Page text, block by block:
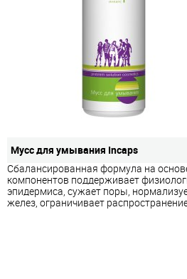
Мусс для умывания Incaps
Сбалансированная формула на
компонентов поддерживает
эпидермиса, сужает поры,
желез, ограничивает